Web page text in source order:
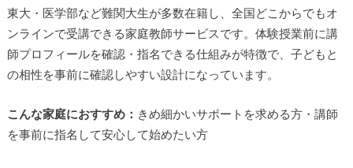
東大・医学部など難関大生が多数在籍し、全国どこからでもオ
ンラインで受講できる家庭教師サービスです。体験授業前に講
師プロフィールを確認・指名できる仕組みが特徴で、子どもと
の相性を事前に確認しやすい設計になっています。
こんな家庭におすすめ： きめ細かいサポートを求める方・講師
を事前に指名して安心して始めたい方